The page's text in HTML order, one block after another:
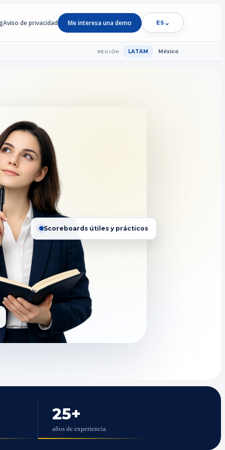
Aviso de privacidad Me interesa una demo ES ⌄
REGIÓN LATAM México
Scoreboards útiles y prácticos
25+
años de experiencia